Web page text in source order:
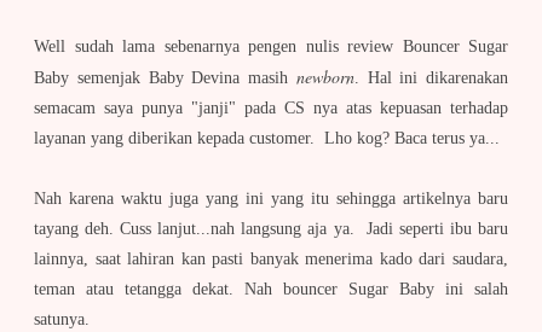
Well sudah lama sebenarnya pengen nulis review Bouncer Sugar
Baby semenjak Baby Devina masih newborn. Hal ini dikarenakan
semacam saya punya "janji" pada CS nya atas kepuasan terhadap
layanan yang diberikan kepada customer. Lho kog? Baca terus ya...
Nah karena waktu juga yang ini yang itu sehingga artikelnya baru
tayang deh. Cuss lanjut...nah langsung aja ya. Jadi seperti ibu baru
lainnya, saat lahiran kan pasti banyak menerima kado dari saudara,
teman atau tetangga dekat. Nah bouncer Sugar Baby ini salah
satunya.